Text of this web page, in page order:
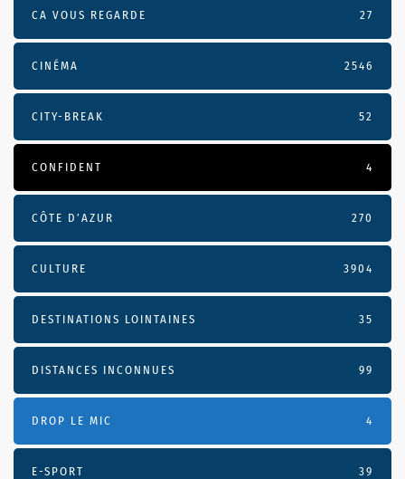
CA VOUS REGARDE 27
CINÉMA 2546
CITY-BREAK 52
CONFIDENT 4
CÔTE D’AZUR 270
CULTURE 3904
DESTINATIONS LOINTAINES 35
DISTANCES INCONNUES 99
DROP LE MIC 4
E-SPORT 39